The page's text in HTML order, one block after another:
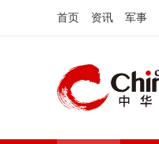
首页 资讯 军事